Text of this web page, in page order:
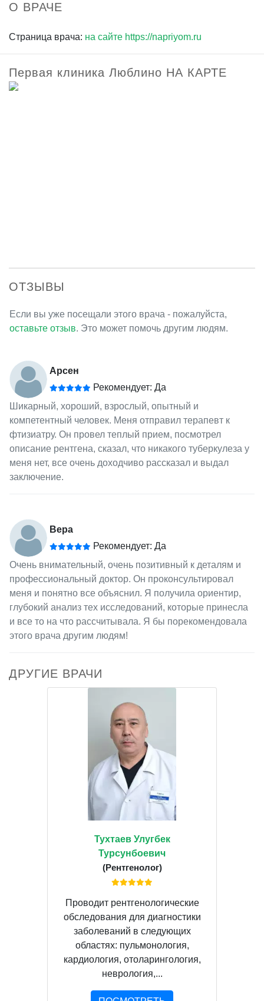
О ВРАЧЕ
Страница врача: на сайте https://napriyom.ru
Первая клиника Люблино НА КАРТЕ
ОТЗЫВЫ
Если вы уже посещали этого врача - пожалуйста,
оставьте отзыв. Это может помочь другим людям.
Арсен
Рекомендует: Да
Шикарный, хороший, взрослый, опытный и
компетентный человек. Меня отправил терапевт к
фтизиатру. Он провел теплый прием, посмотрел
описание рентгена, сказал, что никакого туберкулеза у
меня нет, все очень доходчиво рассказал и выдал
заключение.
Вера
Рекомендует: Да
Очень внимательный, очень позитивный к деталям и
профессиональный доктор. Он проконсультировал
меня и понятно все объяснил. Я получила ориентир,
глубокий анализ тех исследований, которые принесла
и все то на что рассчитывала. Я бы порекомендовала
этого врача другим людям!
ДРУГИЕ ВРАЧИ
Тухтаев Улугбек
Турсунбоевич
(Рентгенолог)
Проводит рентгенологические
обследования для диагностики
заболеваний в следующих
областях: пульмонология,
кардиология, отоларингология,
неврология,...